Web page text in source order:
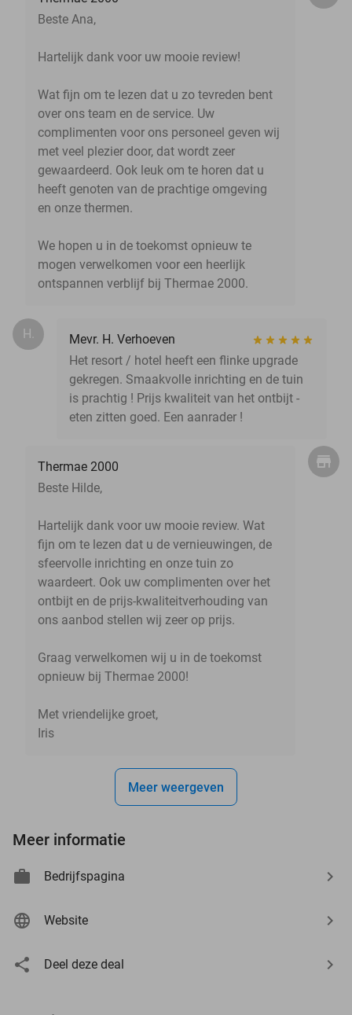
Beste Ana,
Hartelijk dank voor uw mooie review!
Wat fijn om te lezen dat u zo tevreden bent
over ons team en de service. Uw
complimenten voor ons personeel geven wij
met veel plezier door, dat wordt zeer
gewaardeerd. Ook leuk om te horen dat u
heeft genoten van de prachtige omgeving
en onze thermen.
We hopen u in de toekomst opnieuw te
mogen verwelkomen voor een heerlijk
ontspannen verblijf bij Thermae 2000.
H.
Mevr. H. Verhoeven
Het resort / hotel heeft een flinke upgrade
gekregen. Smaakvolle inrichting en de tuin
is prachtig ! Prijs kwaliteit van het ontbijt -
eten zitten goed. Een aanrader !
Thermae 2000
Beste Hilde,
Hartelijk dank voor uw mooie review. Wat
fijn om te lezen dat u de vernieuwingen, de
sfeervolle inrichting en onze tuin zo
waardeert. Ook uw complimenten over het
ontbijt en de prijs-kwaliteitverhouding van
ons aanbod stellen wij zeer op prijs.
Graag verwelkomen wij u in de toekomst
opnieuw bij Thermae 2000!
Met vriendelijke groet,
Iris
Meer weergeven
Meer informatie
Bedrijfspagina
Website
Deel deze deal